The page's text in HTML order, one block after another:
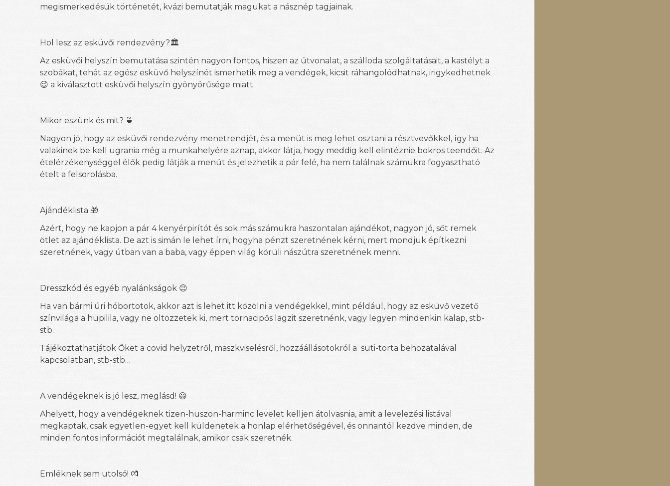
megismerkedésük történetét, kvázi bemutatják magukat a násznép tagjainak.
Hol lesz az esküvői rendezvény?🏛
Az esküvői helyszín bemutatása szintén nagyon fontos, hiszen az útvonalat, a szálloda szolgáltatásait, a kastélyt a
szobákat, tehát az egész esküvő helyszínét ismerhetik meg a vendégek, kicsit ráhangolódhatnak, irigykedhetnek
😉 a kiválasztott esküvői helyszín gyönyörűsége miatt.
Mikor eszünk és mit? 🍵
Nagyon jó, hogy az esküvői rendezvény menetrendjét, és a menüt is meg lehet osztani a résztvevőkkel, így ha
valakinek be kell ugrania még a munkahelyére aznap, akkor látja, hogy meddig kell elintéznie bokros teendőit. Az
ételérzékenységgel élők pedig látják a menüt és jelezhetik a pár felé, ha nem találnak számukra fogyasztható
ételt a felsorolásba.
Ajándéklista 🎁
Azért, hogy ne kapjon a pár 4 kenyérpirítót és sok más számukra haszontalan ajándékot, nagyon jó, sőt remek
ötlet az ajándéklista. De azt is simán le lehet írni, hogyha pénzt szeretnének kérni, mert mondjuk építkezni
szeretnének, vagy útban van a baba, vagy éppen világ körüli nászútra szeretnének menni.
Dresszkód és egyéb nyalánkságok 😉
Ha van bármi úri hóbortotok, akkor azt is lehet itt közölni a vendégekkel, mint például, hogy az esküvő vezető
színvilága a hupilila, vagy ne öltözzetek ki, mert tornacipős lagzit szeretnénk, vagy legyen mindenkin kalap, stb-
stb.
Tájékoztathatjátok Őket a covid helyzetről, maszkviselésről, hozzáállásotokról a süti-torta behozatalával
kapcsolatban, stb-stb…
A vendégeknek is jó lesz, meglásd! 😃
Ahelyett, hogy a vendégeknek tizen-huszon-harminc levelet kelljen átolvasnia, amit a levelezési listával
megkaptak, csak egyetlen-egyet kell küldenetek a honlap elérhetőségével, és onnantól kezdve minden, de
minden fontos információt megtalálnak, amikor csak szeretnék.
Emléknek sem utolsó! 💏